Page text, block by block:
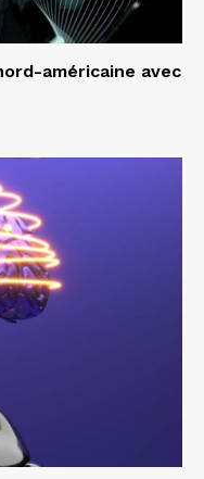
américaine avec